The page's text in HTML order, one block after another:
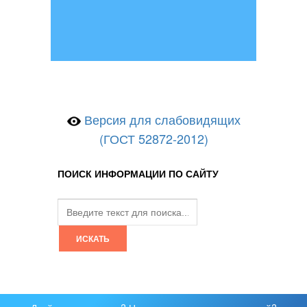
Версия для слабовидящих
(ГОСТ 52872-2012)
ПОИСК ИНФОРМАЦИИ ПО САЙТУ